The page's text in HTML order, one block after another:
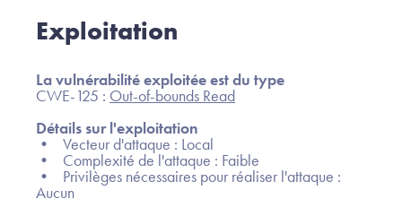
Exploitation
La vulnérabilité exploitée est du type
CWE-125 : Out-of-bounds Read
Détails sur l'exploitation
• Vecteur d'attaque : Local
• Complexité de l'attaque : Faible
• Privilèges nécessaires pour réaliser l'attaque :
Aucun